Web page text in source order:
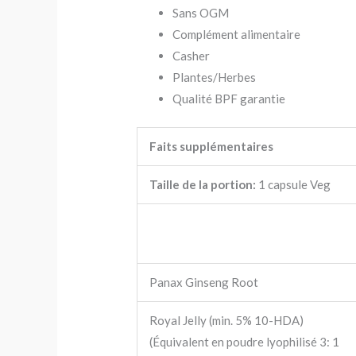
Sans OGM
Complément alimentaire
Casher
Plantes/Herbes
Qualité BPF garantie
Faits supplémentaires
Taille de la portion: 1 capsule Veg
Panax Ginseng Root
Royal Jelly (min. 5% 10-HDA)
(Équivalent en poudre lyophilisé 3: 1